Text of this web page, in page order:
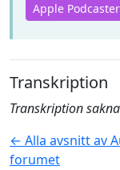
Apple Podcaster
Transkription
Transkription
← Alla avsnitt av
forumet